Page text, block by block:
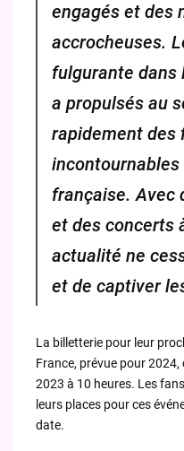
engagés et des
accrocheuses.
fulgurante dans
a propulsés au
rapidement des
française. Avec
et des concerts
actualité ne
et de captiver
La billetterie pour leur
France, prévue pour
2023 à 10 heures. Les
leurs places pour ces
date.